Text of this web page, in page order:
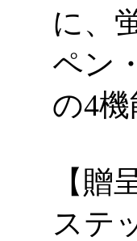
に、
ペン
の4
【贈
ステ